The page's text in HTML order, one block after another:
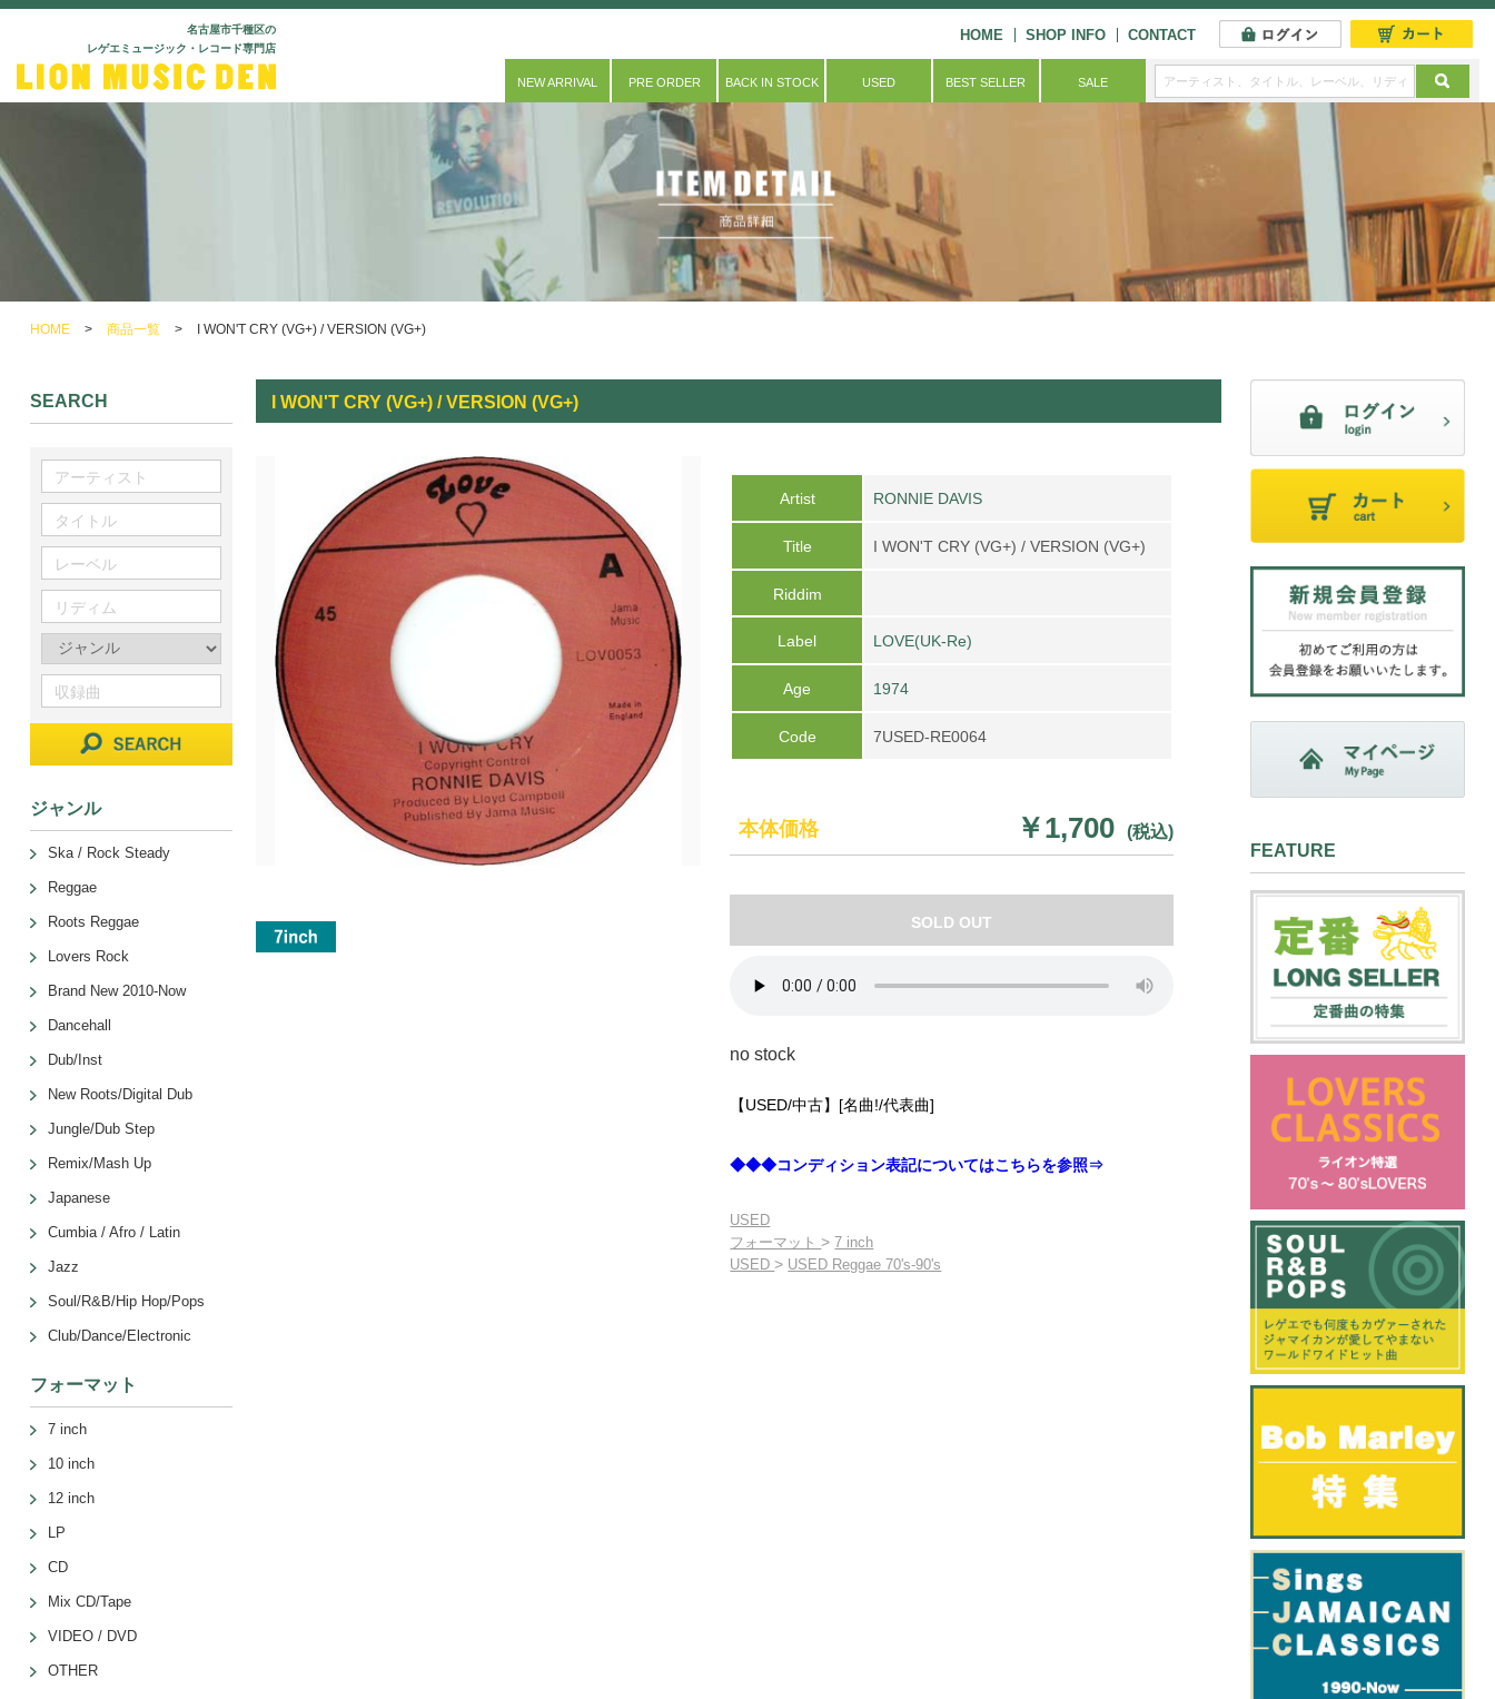
名古屋市千種区の
レゲエミュージック・レコード専門店
HOME SHOP INFO CONTACT
NEW ARRIVAL PRE ORDER BACK IN STOCK USED BEST SELLER SALE
HOME > 商品一覧 > I WON'T CRY (VG+) / VERSION (VG+)
I WON'T CRY (VG+) / VERSION (VG+)
Artist RONNIE DAVIS
Title I WON'T CRY (VG+) / VERSION (VG+)
Riddim
Label LOVE(UK-Re)
Age 1974
Code 7USED-RE0064
本体価格 ￥1,700 (税込)
SOLD OUT
no stock
【USED/中古】[名曲!/代表曲]
◆◆◆コンディション表記についてはこちらを参照⇒
USED
フォーマット>7 inch
USED> USED Reggae 70's-90's
SEARCH
ジャンル
Ska / Rock Steady
Reggae
Roots Reggae
Lovers Rock
Brand New 2010-Now
Dancehall
Dub/Inst
New Roots/Digital Dub
Jungle/Dub Step
Remix/Mash Up
Japanese
Cumbia / Afro / Latin
Jazz
Soul/R&B/Hip Hop/Pops
Club/Dance/Electronic
フォーマット
7 inch
10 inch
12 inch
LP
CD
Mix CD/Tape
VIDEO / DVD
OTHER
FEATURE